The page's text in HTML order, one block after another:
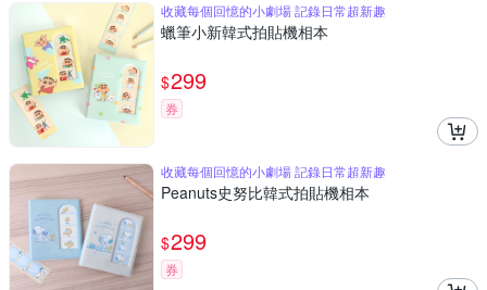
收藏每個回憶的小劇場 記錄日常超新趣
蠟筆小新韓式拍貼機相本
$299
券
收藏每個回憶的小劇場 記錄日常超新趣
Peanuts史努比韓式拍貼機相本
$299
券